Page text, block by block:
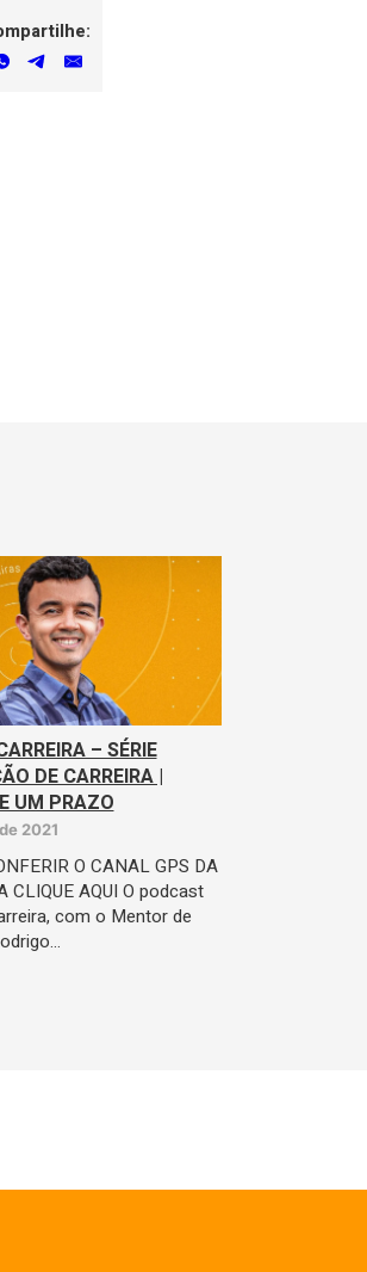
– SÉRIE
DE CARREIRA |
UM PRAZO
2021
O CANAL GPS DA
CLIQUE AQUI O podcast
com o Mentor de